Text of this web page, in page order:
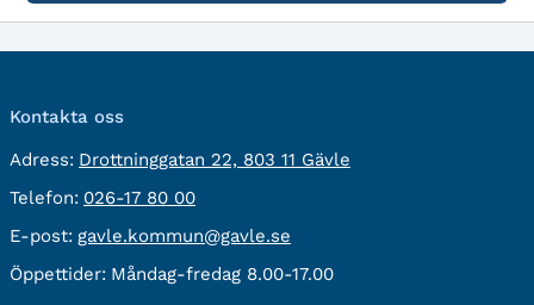
Kontakta oss
Adress: besöksadress:
Drottninggatan 22, 803 11 Gävle
Telefon: Telefon:
026-17 80 00
E-post: E-
post:
gavle.kommun@gavle.se
Öppettider: Måndag-fredag 8.00-17.00